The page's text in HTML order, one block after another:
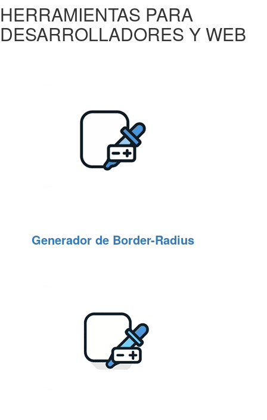
HERRAMIENTAS PARA
DESARROLLADORES Y WEB
Generador de Border-Radius